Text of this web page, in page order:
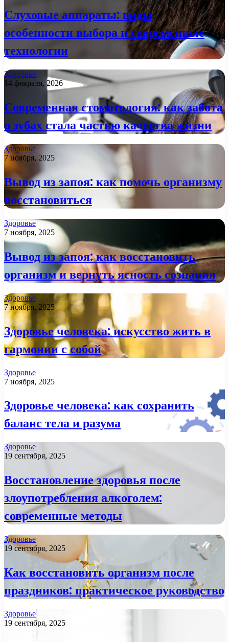
Слуховые аппараты: виды,
особенности выбора и современные
технологии
Здоровье
14 февраля, 2026
Современная стоматология: как забота
о зубах стала частью качества жизни
Здоровье
7 ноября, 2025
Вывод из запоя: как помочь организму
восстановиться
Здоровье
7 ноября, 2025
Вывод из запоя: как восстановить
организм и вернуть ясность сознания
Здоровье
7 ноября, 2025
Здоровье человека: искусство жить в
гармонии с собой
Здоровье
7 ноября, 2025
Здоровье человека: как сохранить
баланс тела и разума
Здоровье
19 сентября, 2025
Восстановление здоровья после
злоупотребления алкоголем:
современные методы
Здоровье
19 сентября, 2025
Как восстановить организм после
праздников: практическое руководство
Здоровье
19 сентября, 2025